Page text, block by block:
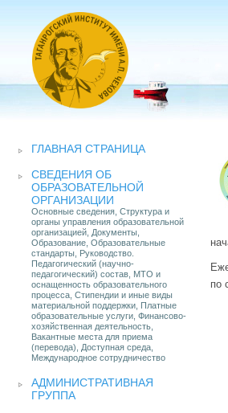
ГЛАВНАЯ СТРАНИЦА
СВЕДЕНИЯ ОБ
ОБРАЗОВАТЕЛЬНОЙ
ОРГАНИЗАЦИИ
Основные сведения, Структура и
органы управления образовательной
организацией, Документы,
Образование, Образовательные
стандарты, Руководство.
Педагогический (научно-
педагогический) состав, МТО и
оснащенность образовательного
процесса, Стипендии и иные виды
материальной поддержки, Платные
образовательные услуги, Финансово-
хозяйственная деятельность,
Вакантные места для приема
(перевода), Доступная среда,
Международное сотрудничество
АДМИНИСТРАТИВНАЯ
ГРУППА
по